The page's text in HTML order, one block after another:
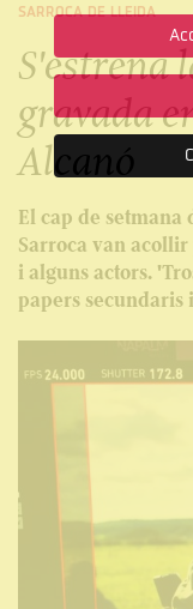
SARROCA DE LLEIDA
S'estrena
gravada
Alcanó
El cap de setmana
Sarroca van
i alguns actors.
papers